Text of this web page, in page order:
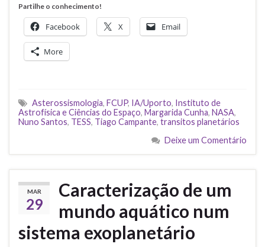
Partilhe o conhecimento!
Facebook X Email
More
Asterossismologia, FCUP, IA/Uporto, Instituto de
Astrofísica e Ciências do Espaço, Margarida Cunha, NASA,
Nuno Santos, TESS, Tiago Campante, transitos planetários
Deixe um Comentário
MAR
29
Caracterização de um
mundo aquático num
sistema exoplanetário